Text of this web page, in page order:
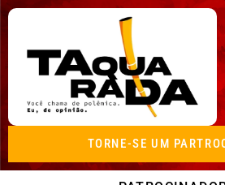
TORNE-SE UM